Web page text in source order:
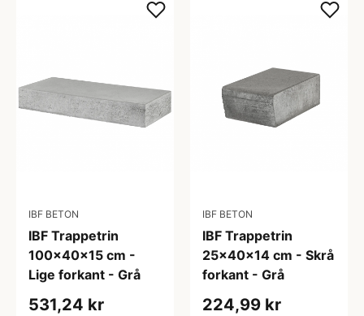
IBF BETON
IBF Trappetrin
100x40x15 cm -
Lige forkant - Grå
531,24 kr
IBF BETON
IBF Trappetrin
25x40x14 cm - Skrå
forkant - Grå
224,99 kr